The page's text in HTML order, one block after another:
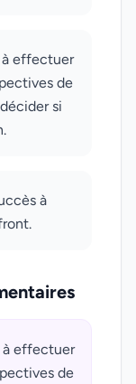
à effectuer
de
si
à
à effectuer
de